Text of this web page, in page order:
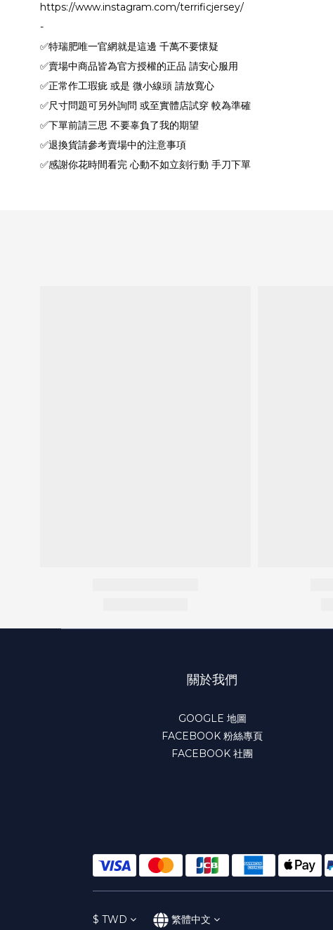
https://www.instagram.com/terrificjersey/
-
✅特瑞肥唯一官網就是這邊 千萬不要懷疑
✅賣場中商品皆為官方授權的正品 請安心服用
✅正常作工瑕疵 或是 微小線頭 請放寬心
✅尺寸問題可另外詢問 或至實體店試穿 較為準確
✅下單前請三思 不要辜負了我的期望
✅退換貨請參考賣場中的注意事項
✅感謝你花時間看完 心動不如立刻行動 手刀下單
關於我們
GOOGLE 地圖
FACEBOOK 粉絲專頁
FACEBOOK 社團
$ TWD 繁體中文